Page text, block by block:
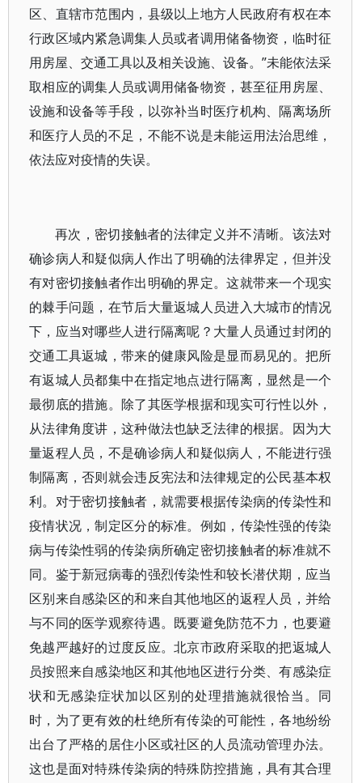
区、直辖市范围内，县级以上地方人民政府有权在本
行政区域内紧急调集人员或者调用储备物资，临时征
用房屋、交通工具以及相关设施、设备。”未能依法采
取相应的调集人员或调用储备物资，甚至征用房屋、
设施和设备等手段，以弥补当时医疗机构、隔离场所
和医疗人员的不足，不能不说是未能运用法治思维，
依法应对疫情的失误。
再次，密切接触者的法律定义并不清晰。该法对
确诊病人和疑似病人作出了明确的法律界定，但并没
有对密切接触者作出明确的界定。这就带来一个现实
的棘手问题，在节后大量返城人员进入大城市的情况
下，应当对哪些人进行隔离呢？大量人员通过封闭的
交通工具返城，带来的健康风险是显而易见的。把所
有返城人员都集中在指定地点进行隔离，显然是一个
最彻底的措施。除了其医学根据和现实可行性以外，
从法律角度讲，这种做法也缺乏法律的根据。因为大
量返程人员，不是确诊病人和疑似病人，不能进行强
制隔离，否则就会违反宪法和法律规定的公民基本权
利。对于密切接触者，就需要根据传染病的传染性和
疫情状况，制定区分的标准。例如，传染性强的传染
病与传染性弱的传染病所确定密切接触者的标准就不
同。鉴于新冠病毒的强烈传染性和较长潜伏期，应当
区别来自感染区的和来自其他地区的返程人员，并给
与不同的医学观察待遇。既要避免防范不力，也要避
免越严越好的过度反应。北京市政府采取的把返城人
员按照来自感染地区和其他地区进行分类、有感染症
状和无感染症状加以区别的处理措施就很恰当。同
时，为了更有效的杜绝所有传染的可能性，各地纷纷
出台了严格的居住小区或社区的人员流动管理办法。
这也是面对特殊传染病的特殊防控措施，具有其合理